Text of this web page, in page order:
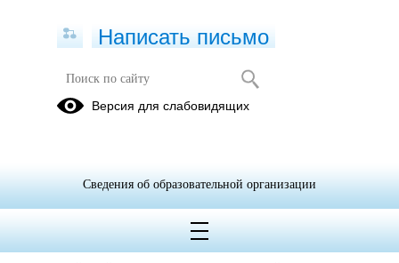
ЦЕНТР ТЕСТИРОВАНИЯ ВФСК
"ГТО"
НАЛОГОВЫХ
Написать письмо
Версия для слабовидящих
Сведения об образовательной организации